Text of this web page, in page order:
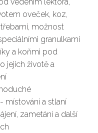
oveček, koz,
možnost
granulkami
a koňmi pod
jejich životě a
místování a stlaní
zametání a další